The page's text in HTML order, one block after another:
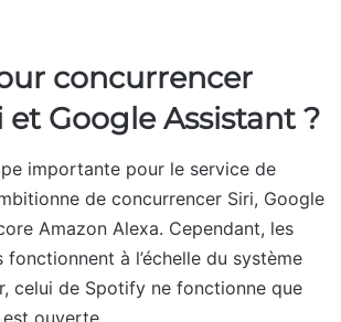
concurrencer
et Google Assistant ?
importante pour le service de
de concurrencer Siri, Google
Amazon Alexa. Cependant, les
fonctionnent à l’échelle du système
celui de Spotify ne fonctionne que
ouverte.